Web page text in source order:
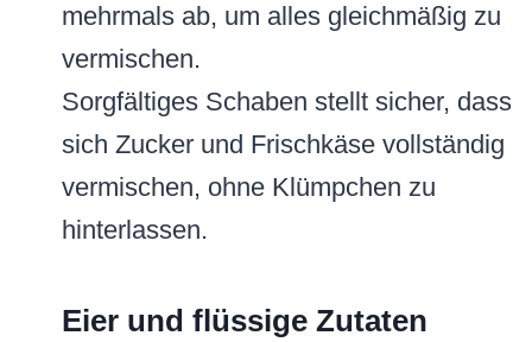
mehrmals ab, um alles gleichmäßig zu
vermischen.
Sorgfältiges Schaben stellt sicher, dass
sich Zucker und Frischkäse vollständig
vermischen, ohne Klümpchen zu
hinterlassen.
Eier und flüssige Zutaten